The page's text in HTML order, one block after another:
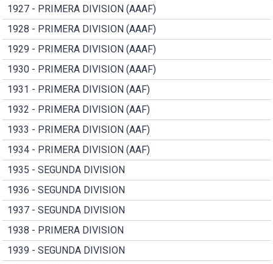
1927 - PRIMERA DIVISION (AAAF)
1928 - PRIMERA DIVISION (AAAF)
1929 - PRIMERA DIVISION (AAAF)
1930 - PRIMERA DIVISION (AAAF)
1931 - PRIMERA DIVISION (AAF)
1932 - PRIMERA DIVISION (AAF)
1933 - PRIMERA DIVISION (AAF)
1934 - PRIMERA DIVISION (AAF)
1935 - SEGUNDA DIVISION
1936 - SEGUNDA DIVISION
1937 - SEGUNDA DIVISION
1938 - PRIMERA DIVISION
1939 - SEGUNDA DIVISION